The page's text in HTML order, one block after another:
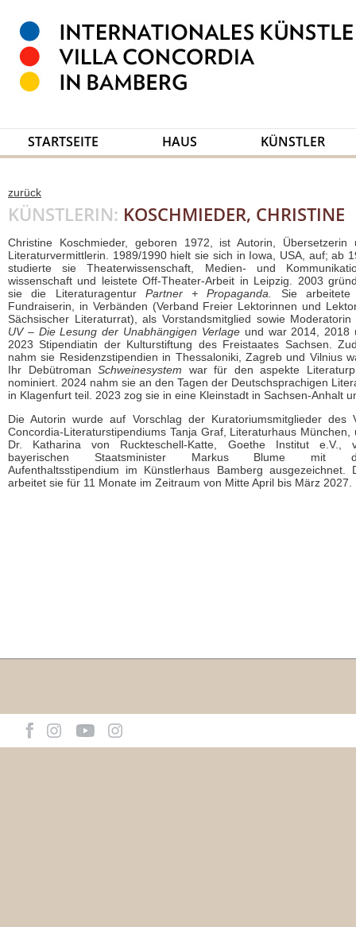
STARTSEITE HAUS KÜNSTLER
zurück
KÜNSTLERIN: KOSCHMIEDER, CHRISTINE
Christine Koschmieder, geboren 1972, ist Autorin, Übersetzerin
Literaturvermittlerin. 1989/1990 hielt sie sich in Iowa, USA, auf; ab
studierte sie Theaterwissenschaft, Medien- und
wissenschaft und leistete Off-Theater-Arbeit in Leipzig. 2003
sie die Literaturagentur Partner + Propaganda. Sie arbeitete
Fundraiserin, in Verbänden (Verband Freier Lektorinnen und
Sächsischer Literaturrat), als Vorstandsmitglied sowie Moderatorin
UV – Die Lesung der Unabhängigen Verlageund war 2014, 2018
2023 Stipendiatin der Kulturstiftung des Freistaates Sachsen.
nahm sie Residenzstipendien in Thessaloniki, Zagreb und Vilnius
Ihr DebütromanSchweinesystem war für den aspekte
nominiert. 2024 nahm sie an den Tagen der Deutschsprachigen
in Klagenfurt teil. 2023 zog sie in eine Kleinstadt in Sachsen-Anhalt
Die Autorin wurde auf Vorschlag der Kuratoriumsmitglieder des
Concordia-Literaturstipendiums Tanja Graf, Literaturhaus München,
Dr. Katharina von Ruckteschell-Katte, Goethe Institut e.V.,
bayerischen Staatsminister Markus Blume mit
Aufenthaltsstipendium im Künstlerhaus Bamberg ausgezeichnet.
arbeitet sie für 11 Monate im Zeitraum von Mitte April bis März 2027.